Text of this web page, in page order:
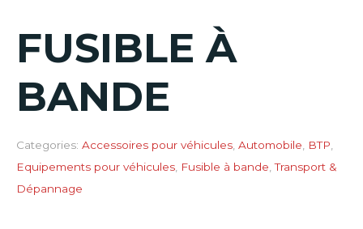
FUSIBLE À
BANDE
Categories: Accessoires pour véhicules Automobile BTP
Equipements pour véhicules Fusible à bande ,Transport &
Dépannage